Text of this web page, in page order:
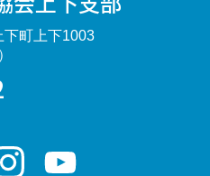
下町上下1003
Instagram